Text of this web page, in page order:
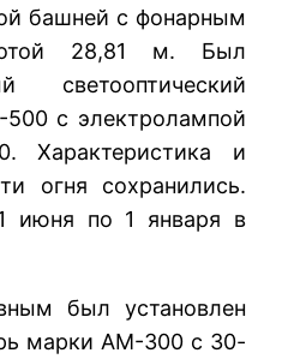
башней с фонарным
28,81 м. Был
светооптический
с электролампой
Характеристика и
огня сохранились.
июня по 1 января в
установлен
марки АМ-300 с 30-